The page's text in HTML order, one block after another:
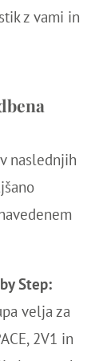
z vami in
naslednjih
Step:
velja za
2V1 in